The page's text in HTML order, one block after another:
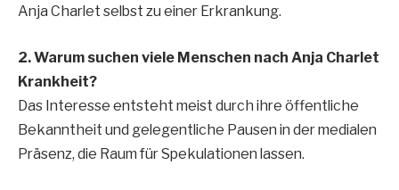
Anja Charlet selbst zu einer Erkrankung.
2. Warum suchen viele Menschen nach Anja Charlet
Krankheit?
Das Interesse entsteht meist durch ihre öffentliche
Bekanntheit und gelegentliche Pausen in der medialen
Präsenz, die Raum für Spekulationen lassen.